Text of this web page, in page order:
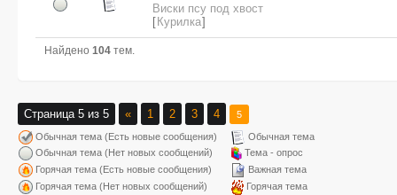
Виски псу под хвост
[Курилка]
Найдено 104 тем.
Страница 5 из 5 « 1 2 3 4 5
Обычная тема (Есть новые сообщения)
Обычная тема
Обычная тема (Нет новых сообщений)
Тема - опрос
Горячая тема (Есть новые сообщения)
Важная тема
Горячая тема (Нет новых сообщений)
Горячая тема